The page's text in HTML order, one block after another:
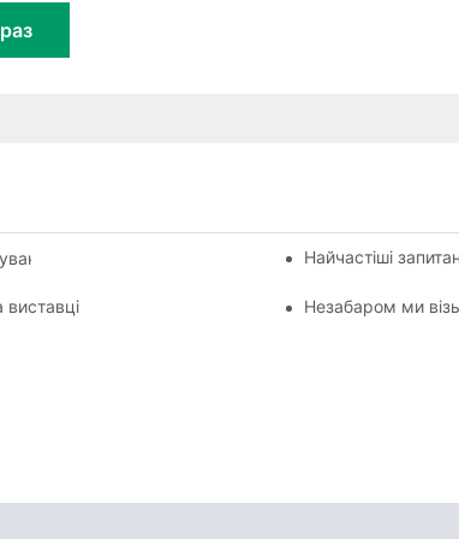
машини для видування плівкиНайчастіші
виставці Незабаром ми